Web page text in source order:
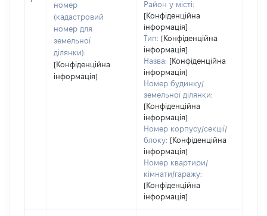
номер
(кадастровий
номер для
земельної
ділянки):
[Конфіденційна
інформація]
Район у місті:
[Конфіденційна
інформація]
Тип: [Конфіденційна
інформація]
Назва: [Конфіденційна
інформація]
Номер будинку/
земельної ділянки:
[Конфіденційна
інформація]
Номер корпусу/секції/
блоку: [Конфіденційна
інформація]
Номер квартири/
кімнати/гаражу:
[Конфіденційна
інформація]